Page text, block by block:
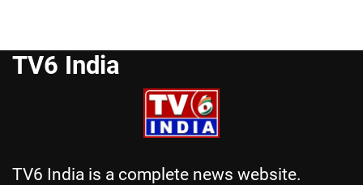
TV6 India
TV6 India is a complete news website.